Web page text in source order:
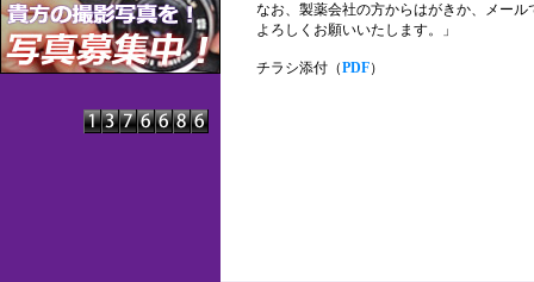
なお、製薬会社の方からはがきか、メー
よろしくお願いいたします。」
チラシ添付（PDF）